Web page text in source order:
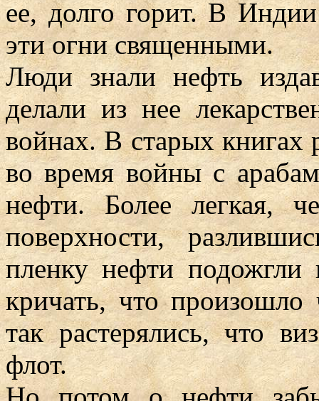
ее, долго горит. В Индии
эти огни священными.
Люди знали нефть
делали из нее
войнах. В старых книгах
во время войны с
нефти. Более легкая,
поверхности,
пленку нефти подожгли
кричать, что
так растерялись, что
флот.